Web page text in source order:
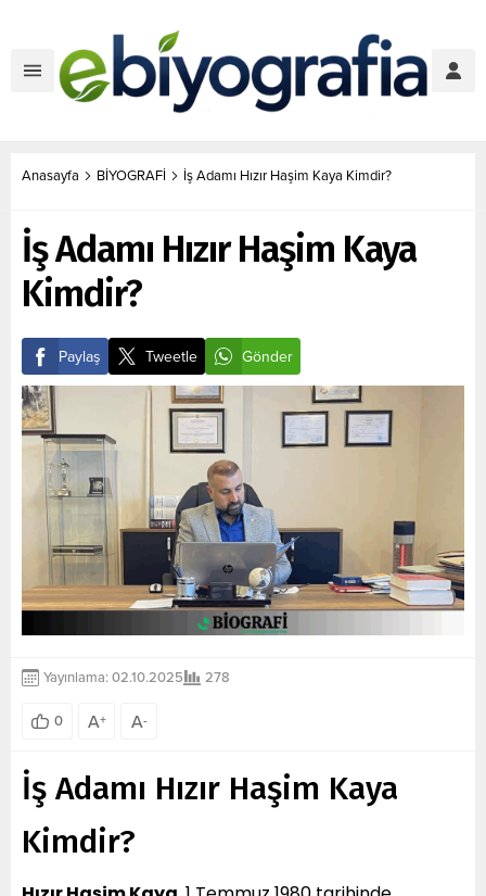
Anasayfa BİYOGRAFİ İş Adamı Hızır Haşim Kaya Kimdir?
İş Adamı Hızır Haşim Kaya
Kimdir?
Paylaş Tweetle Gönder
Yayınlama: 02.10.2025 278
0 A+ A-
İş Adamı Hızır Haşim Kaya
Kimdir?